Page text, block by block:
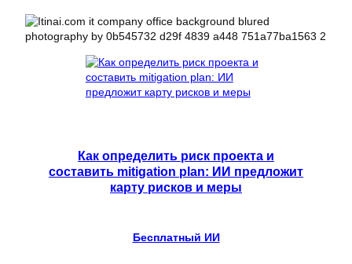
Как определить риск проекта и
составить mitigation plan: ИИ предложит
карту рисков и меры
Бесплатный ИИ